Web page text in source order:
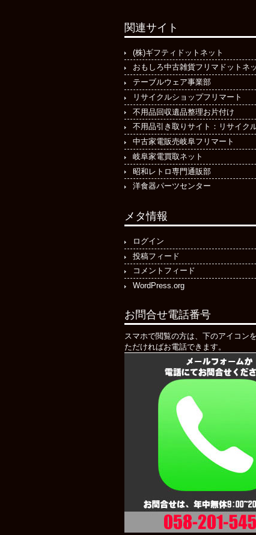
関連サイト
(株)ギフティドットネット
おもしろ中古雑貨フリマドットネ
テーブルウェア事業部
リサイクルショップフリマート
不用品回収遺品整理お片付け
不用品引き取りサイト：リサイク
中古家電販売岐阜フリマート
岐阜家電買取ネット
昭和レトロ専門通販部
洋食器パーツセンター
メタ情報
ログイン
投稿フィード
コメントフィード
WordPress.org
お問合せ電話番号
スマホで閲覧の方は、下のアイコン
ただければお電話できます。